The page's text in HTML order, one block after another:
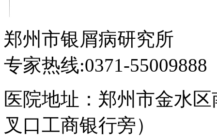
郑州市银屑病研究所
专家热线:0371-55009888
医院地址：郑州市金水
叉口工商银行旁）